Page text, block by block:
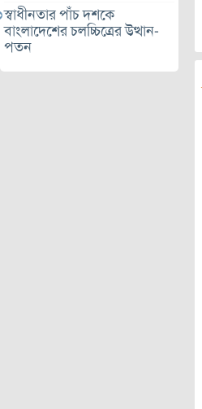
স্বাধীনতার পাঁচ দশকে
বাংলাদেশের চলচ্চিত্রের উত্থান-
পতন